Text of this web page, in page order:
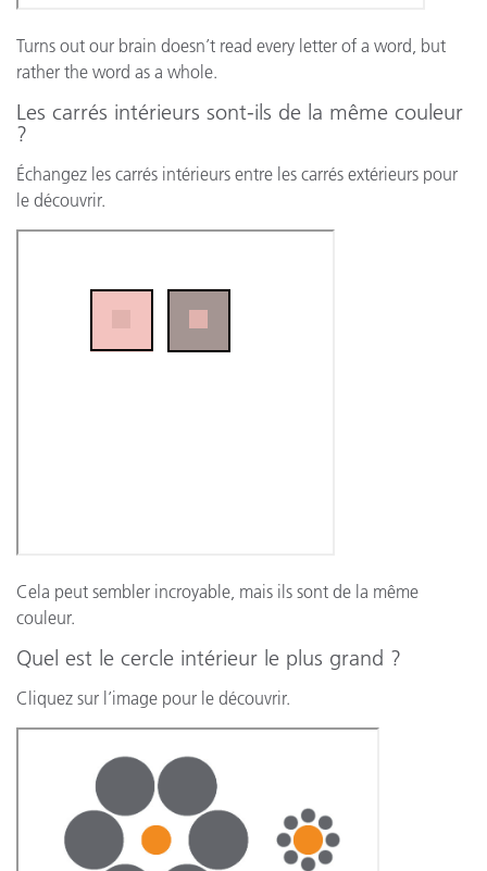
Turns out our brain doesn’t read every letter of a word, but
rather the word as a whole.
Les carrés intérieurs sont-ils de la même couleur
?
Échangez les carrés intérieurs entre les carrés extérieurs pour
le découvrir.
Cela peut sembler incroyable, mais ils sont de la même
couleur.
Quel est le cercle intérieur le plus grand ?
Cliquez sur l’image pour le découvrir.